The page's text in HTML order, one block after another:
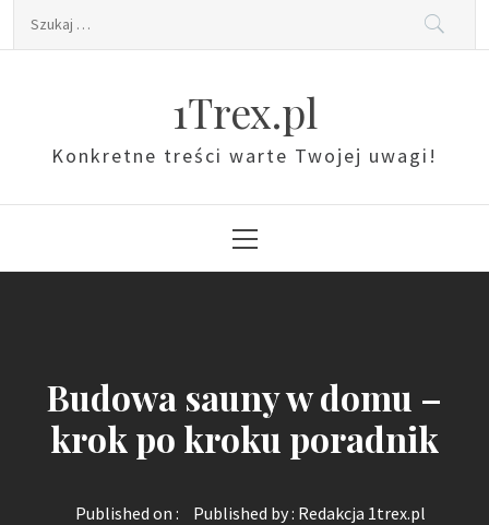
Szukaj:
1Trex.pl
Konkretne treści warte Twojej uwagi!
Menu
Budowa sauny w domu –
krok po kroku poradnik
Published on : Published by : Redakcja 1trex.pl